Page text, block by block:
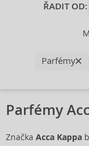
ŘADIT OD:
Parfémy
Parfémy
Značka Acca Kappa